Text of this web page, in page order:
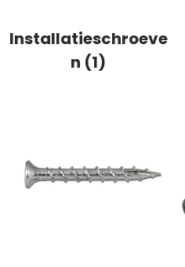
Installatieschroeve
n (1)